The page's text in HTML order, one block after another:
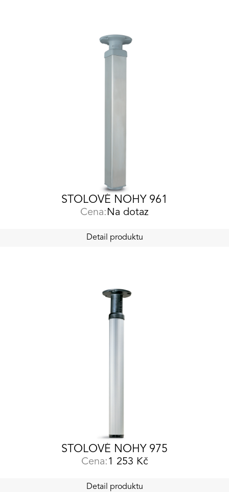
STOLOVÉ NOHY 961
Cena: Na dotaz
Detail produktu
STOLOVÉ NOHY 975
Cena: 1 253 Kč
Detail produktu